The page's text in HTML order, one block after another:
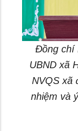
Đồng chí
UBND xã
NVQS xã
nhiệm và